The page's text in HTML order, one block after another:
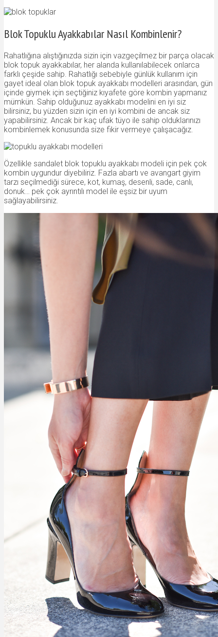
Blok Topuklu Ayakkabılar Nasıl Kombinlenir?
Rahatlığına alıştığınızda sizin için vazgeçilmez bir parça olacak
blok topuk ayakkabılar, her alanda kullanılabilecek onlarca
farklı çeşide sahip. Rahatlığı sebebiyle günlük kullanım için
gayet ideal olan blok topuk ayakkabı modelleri arasından, gün
içinde giymek için seçtiğiniz kıyafete göre kombin yapmanız
mümkün. Sahip olduğunuz ayakkabı modelini en iyi siz
bilirsiniz, bu yüzden sizin için en iyi kombini de ancak siz
yapabilirsiniz. Ancak bir kaç ufak tüyo ile sahip olduklarınızı
kombinlemek konusunda size fikir vermeye çalışacağız.
Özellikle sandalet blok topuklu ayakkabı modeli için pek çok
kombin uygundur diyebiliriz. Fazla abartı ve avangart giyim
tarzı seçilmediği sürece, kot, kumaş, desenli, sade, canlı,
donuk… pek çok ayrıntılı model ile eşsiz bir uyum
sağlayabilirsiniz.